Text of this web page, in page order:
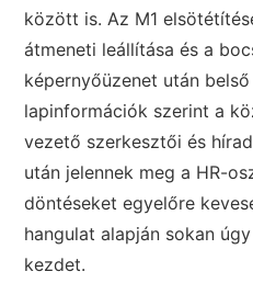
között is. Az M1
átmeneti leállítása és a
képernyőüzenet után
lapinformációk szerint a
vezető szerkesztői és
után jelennek meg a HR-
döntéseket egyelőre
hangulat alapján sokan
kezdet.